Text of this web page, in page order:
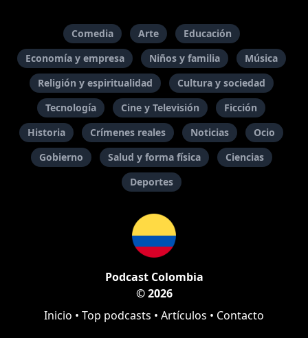
Comedia Arte
Educación
Economía y empresa
Niños y familia
Música
Religión y espiritualidad
Cultura y sociedad
Tecnología
Cine y Televisión
Ficción
Historia
Crímenes reales Noticias
Ocio
Gobierno
Salud y forma física
Ciencias
Deportes
Podcast Colombia
© 2026
Inicio • Top podcasts • Artículos • Contacto